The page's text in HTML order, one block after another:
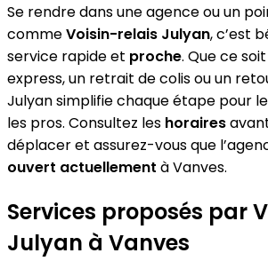
Se rendre dans une agence ou un
commeVoisin-relais Julyan, c’est
service rapide et proche. Que ce
express, un retrait de colis ou un
Julyan simplifie chaque étape pour
les pros. Consultez les horaires
déplacer et assurez-vous que
ouvert actuellement à Vanves.
Services proposés par
Julyan à Vanves